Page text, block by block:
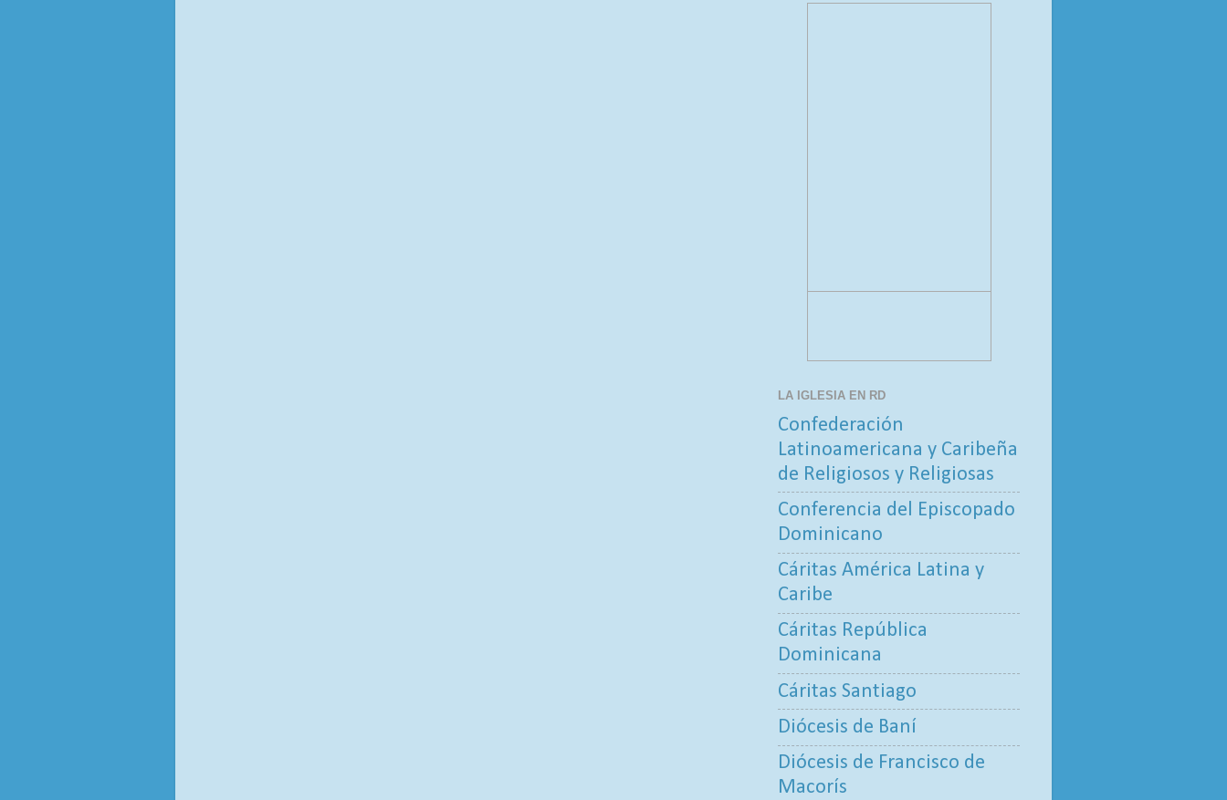
LA IGLESIA EN RD
Confederación
Latinoamericana y Caribeña
de Religiosos y Religiosas
Conferencia del Episcopado
Dominicano
Cáritas América Latina y
Caribe
Cáritas República
Dominicana
Cáritas Santiago
Diócesis de Baní
Diócesis de Francisco de
Macorís